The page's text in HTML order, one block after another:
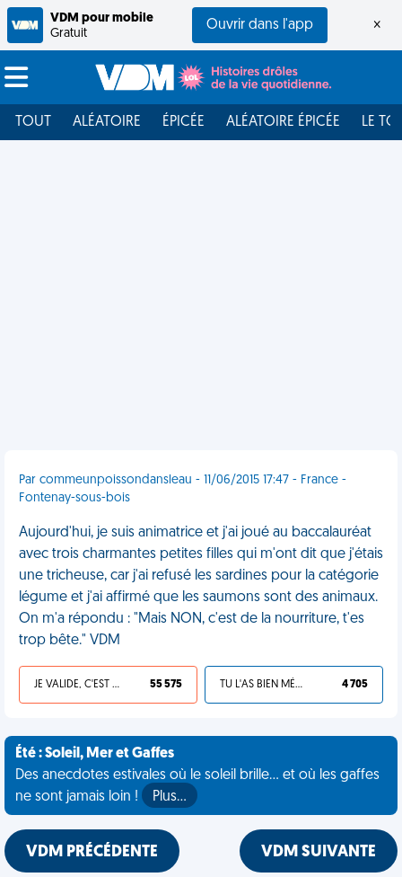
VDM pour mobile
Gratuit
Ouvrir dans l'app ×
TOUT ALÉATOIRE ÉPICÉE ALÉATOIRE ÉPICÉE LE
Par commeunpoissondansleau - 11/06/2015 17:47 - France -
Fontenay-sous-bois
Aujourd'hui, je suis animatrice et j'ai joué au baccalauréat
avec trois charmantes petites filles qui m'ont dit que j'étais
une tricheuse, car j'ai refusé les sardines pour la catégorie
légume et j'ai affirmé que les saumons sont des animaux.
On m'a répondu : "Mais NON, c'est de la nourriture, t'es
trop bête." VDM
JE VALIDE, C'EST UNE VDM 55 575 TU L'AS BIEN MÉRITÉ 4 705
Été : Soleil, Mer et Gaffes
Des anecdotes estivales où le soleil brille... et où les gaffes
ne sont jamais loin !
Plus…
VDM PRÉCÉDENTE VDM SUIVANTE